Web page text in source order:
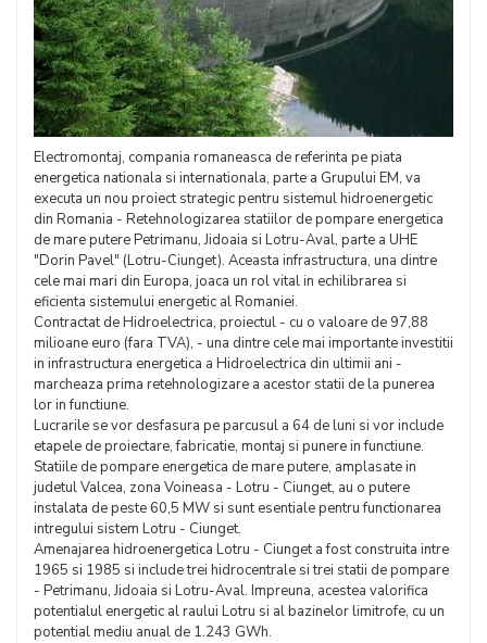
Electromontaj, compania romaneasca de referinta pe piata
energetica nationala si internationala, parte a Grupului EM, va
executa un nou proiect strategic pentru sistemul hidroenergetic
din Romania - Retehnologizarea statiilor de pompare energetica
de mare putere Petrimanu, Jidoaia si Lotru-Aval, parte a UHE
"Dorin Pavel" (Lotru-Ciunget). Aceasta infrastructura, una dintre
cele mai mari din Europa, joaca un rol vital in echilibrarea si
eficienta sistemului energetic al Romaniei.
Contractat de Hidroelectrica, proiectul - cu o valoare de 97,88
milioane euro (fara TVA), - una dintre cele mai importante investitii
in infrastructura energetica a Hidroelectrica din ultimii ani -
marcheaza prima retehnologizare a acestor statii de la punerea
lor in functiune.
Lucrarile se vor desfasura pe parcusul a 64 de luni si vor include
etapele de proiectare, fabricatie, montaj si punere in functiune.
Statiile de pompare energetica de mare putere, amplasate in
judetul Valcea, zona Voineasa - Lotru - Ciunget, au o putere
instalata de peste 60,5 MW si sunt esentiale pentru functionarea
intregului sistem Lotru - Ciunget.
Amenajarea hidroenergetica Lotru - Ciunget a fost construita intre
1965 si 1985 si include trei hidrocentrale si trei statii de pompare
- Petrimanu, Jidoaia si Lotru-Aval. Impreuna, acestea valorifica
potentialul energetic al raului Lotru si al bazinelor limitrofe, cu un
potential mediu anual de 1.243 GWh.